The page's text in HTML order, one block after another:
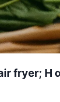
fryer; Η